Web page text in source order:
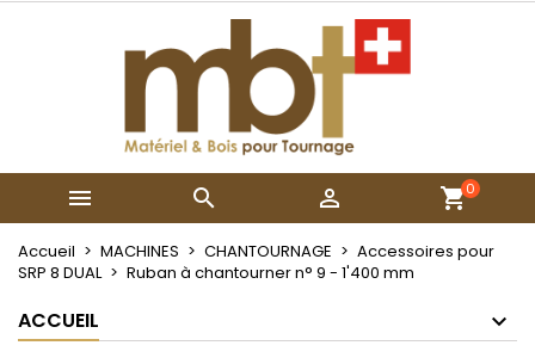
   0
Accueil MACHINES CHANTOURNAGE
Accessoires pour
SRP 8 DUAL
Ruban à chantourner n° 9 - 1'400 mm
ACCUEIL
Mes listes
Créer une nouvelle liste
Créer une liste d'envies
Connexion
Vous devez être connecté pour ajouter des produits
à votre liste d'envies.
Annuler Connexion